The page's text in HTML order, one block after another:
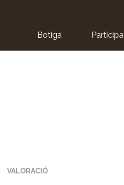
Botiga Participa
VALORACIÓ